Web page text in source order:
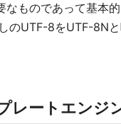
なものであって基本
のUTF-8をUTF-8N
レートエンジ